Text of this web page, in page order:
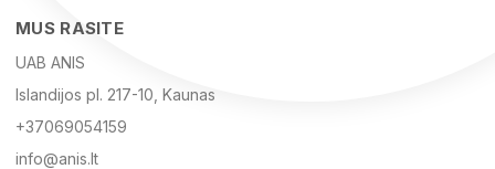
MUS RASITE
UAB ANIS
Islandijos pl. 217-10, Kaunas
+37069054159
info@anis.lt